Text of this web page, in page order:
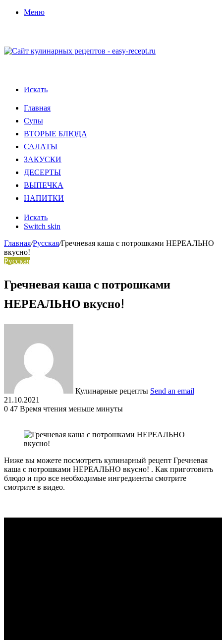
Меню
Искать
Главная
Супы
ВТОРЫЕ БЛЮДА
САЛАТЫ
ЗАКУСКИ
ДЕСЕРТЫ
ВЫПЕЧКА
НАПИТКИ
Искать
Switch skin
Главная/Русская/Гречневая каша с потрошками НЕРЕАЛЬНО
вкусно!
Русская
Гречневая каша с потрошками
НЕРЕАЛЬНО вкусно!
Кулинарные рецепты Send an email
21.10.2021
0 47 Время чтения меньше минуты
Ниже вы можете посмотреть кулинарный рецепт Гречневая
каша с потрошками НЕРЕАЛЬНО вкусно! . Как приготовить
блюдо и про все необходимые ингредиенты смотрите
смотрите в видео.